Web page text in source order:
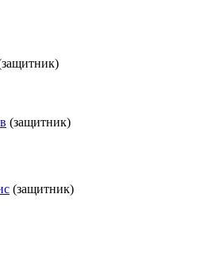
(защитник)
(защитник)